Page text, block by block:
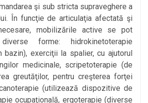
şi sub stricta supraveghere a
În funcţie de articulaţia afectată şi
mobilizările active se pot
forme: hidrokinetoterapie
bazin), exerciţii la spalier, cu ajutorul
medicinale, scripetoterapie (de
greutăţilor, pentru creşterea forţei
(utilizează dispozitive de
ocupaţională, ergoterapie (diverse